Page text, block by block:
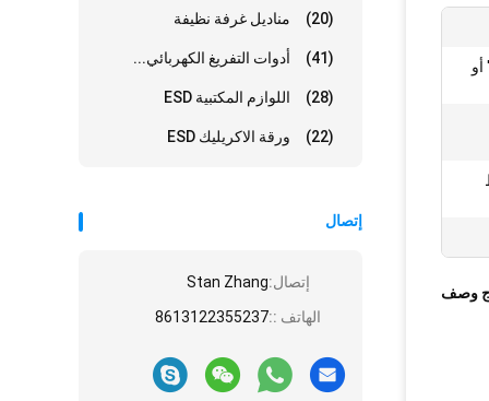
مناديل غرفة نظيفة (20)
أدوات التفريغ الكهربائي... (41)
اللوازم المكتبية ESD (28)
ورقة الاكريليك ESD (22)
إتصال
إتصال:Stan Zhang
الهاتف ::8613122355237
* 45 '' ، 18 * 45 '' أو
وصف